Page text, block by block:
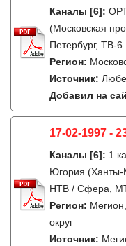
Каналы [6]:
(Московская
Петербург, ТВ-6
Регион:
Источник:
Добавил на
17-02-1997 -
Каналы [6]: 1
Югория (Ханты-
НТВ / Сфера,
Регион:
округ
Источник: